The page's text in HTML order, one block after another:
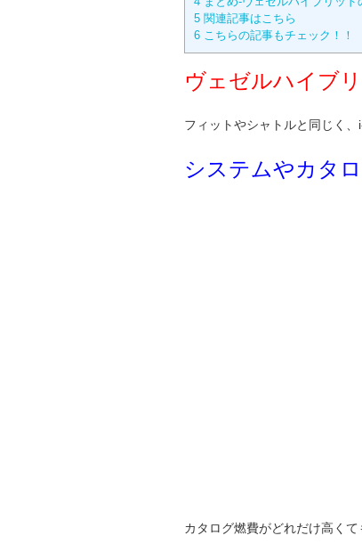
5 関連記事はこちら
6 こちらの記事もチェック！！
ヴェゼルハイブ
フィットやシャトルと同じく
システムやカタ
カタログ燃費がどれだけ高くて